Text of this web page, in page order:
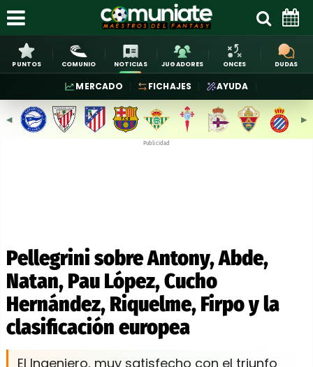
PUNTOS COMUNIO NOTICIAS JUGADORES ONCES DUDAS
MERCADO FICHAJES AYUDA
◀︎ ▶︎
Publicidad
Pellegrini sobre Antony, Abde,
Natan, Pau López, Cucho
Hernández, Riquelme, Firpo y la
clasificación europea
El Ingeniero, muy satisfecho con el triunfo